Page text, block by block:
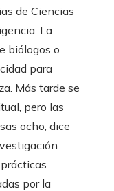
de Ciencias
La
biólogos o
para
Más tarde se
pero las
ocho, dice
por la